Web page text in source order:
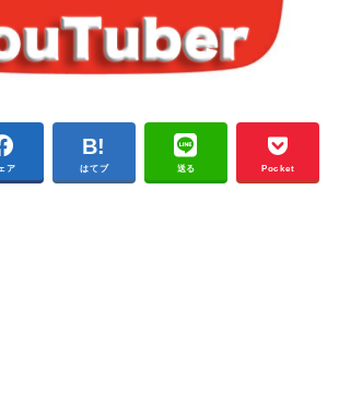
ア はてブ 送る Pocket